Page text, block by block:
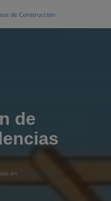
de Construcción
de
en 10 opiniones